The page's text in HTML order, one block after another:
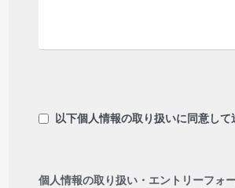
以下個人情報の取り扱いに同意して
個人情報の取り扱い・エントリーフォ